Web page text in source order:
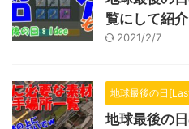
覧にして紹
2021/2/7
地球最後の日
地球最後の